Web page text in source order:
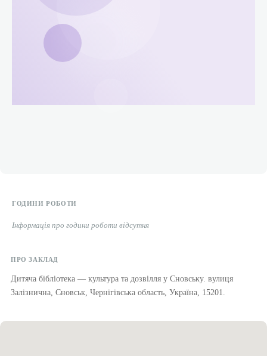
ГОДИНИ РОБОТИ
Інформація про години роботи відсутня
ПРО ЗАКЛАД
Дитяча бібліотека — культура та дозвілля у Сновську. вулиця
Залізнична, Сновськ, Чернігівська область, Україна, 15201.